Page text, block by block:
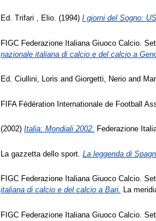
Ed. Trifari , Elio . (1994) I giorni del Sogno:
FIGC Federazione Italiana Giuoco Calcio.
nazionale italiana di calcio e del calcio a
Ed. Ciullini, Loris and Giorgetti, Nerio and
FIFA Fédération Internationale de Football
(2002) Italia: Mondiali 2002. Federazione
La gazzetta dello sport. La leggenda di
FIGC Federazione Italiana Giuoco Calcio.
italiana di calcio e del calcio a Bari. La
FIGC Federazione Italiana Giuoco Calcio.